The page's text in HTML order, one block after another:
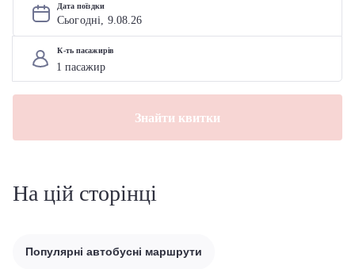
Дата поїздки
Сьогодні, 9.08.26
К-ть пасажирів
Знайти квитки
На цій сторінці
Популярні автобусні маршрути